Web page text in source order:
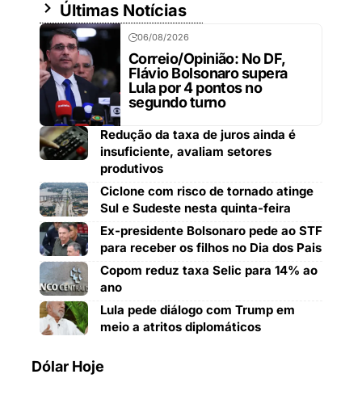
Últimas Notícias
06/08/2026
Correio/Opinião: No DF,
Flávio Bolsonaro supera
Lula por 4 pontos no
segundo turno
Redução da taxa de juros ainda é
insuficiente, avaliam setores
produtivos
Ciclone com risco de tornado atinge
Sul e Sudeste nesta quinta-feira
Ex-presidente Bolsonaro pede ao STF
para receber os filhos no Dia dos Pais
Copom reduz taxa Selic para 14% ao
ano
Lula pede diálogo com Trump em
meio a atritos diplomáticos
Dólar Hoje